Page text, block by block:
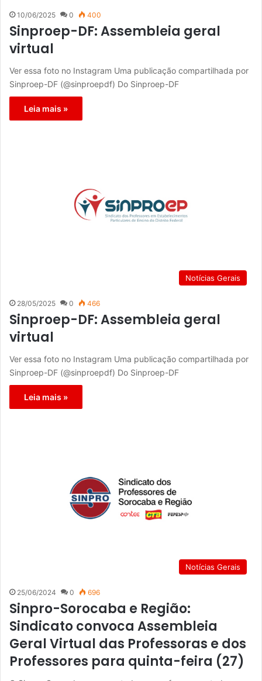
10/06/2025 0 400
Sinproep-DF: Assembleia geral
virtual
Ver essa foto no Instagram Uma publicação compartilhada por
Sinproep-DF (@sinproepdf) Do Sinproep-DF
Leia mais »
Notícias Gerais
28/05/2025 0 466
Sinproep-DF: Assembleia geral
virtual
Ver essa foto no Instagram Uma publicação compartilhada por
Sinproep-DF (@sinproepdf) Do Sinproep-DF
Leia mais »
Notícias Gerais
25/06/2024 0 696
Sinpro-Sorocaba e Região:
Sindicato convoca Assembleia
Geral Virtual das Professoras e dos
Professores para quinta-feira (27)